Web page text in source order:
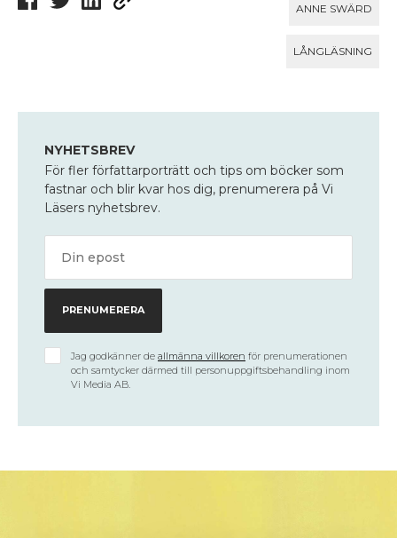
ANNE SWÄRD
LÅNGLÄSNING
NYHETSBREV
För fler författarporträtt och tips om böcker som
fastnar och blir kvar hos dig, prenumerera på Vi
Läsers nyhetsbrev.
Jag godkänner de allmänna villkoren för prenumerationen
och samtycker därmed till personuppgiftsbehandling inom
Vi Media AB.